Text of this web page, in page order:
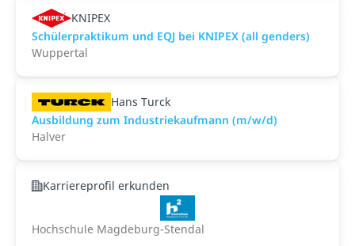
KNIPEX
Schülerpraktikum und EQJ bei KNIPEX (all genders)
Wuppertal
Hans Turck
Ausbildung zum Industriekaufmann (m/w/d)
Halver
Karriereprofil erkunden
Hochschule Magdeburg-Stendal